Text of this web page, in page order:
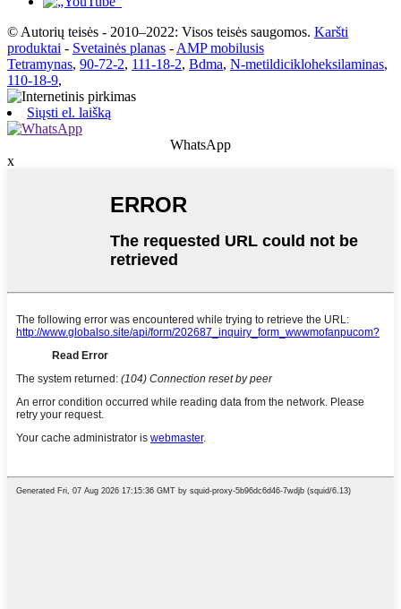
© Autorių teisės - 2010–2022: Visos teisės saugomos. Karšti
produktai - Svetainės planas - AMP mobilusis
Tetramynas, 90-72-2, 111-18-2, Bdma, N-metildicikloheksilaminas,
110-18-9,
Siųsti el. laišką
WhatsApp
x